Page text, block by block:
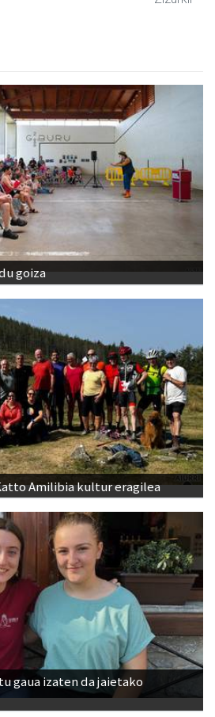
goiza
Amilibia kultur eragilea
gaua izaten da jaietako